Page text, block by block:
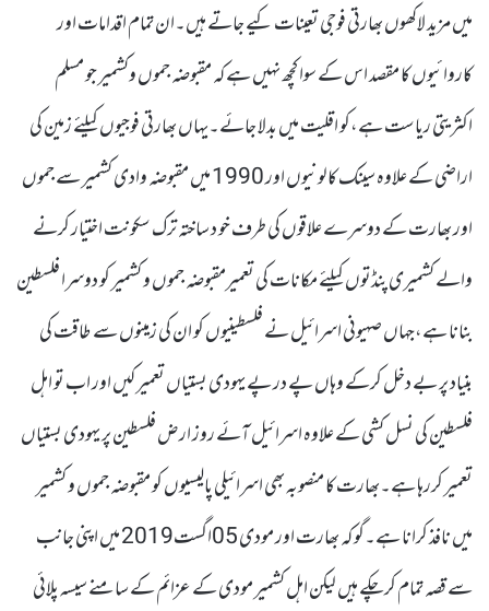
میں مزید لاکھوں بھارتی فوجی تعینات کیے جاتے ہیں۔ان تمام اقدامات اور
کاروائیوں کا مقصد اس کے سوا کچھ نہیں ہے کہ مقبوضہ جموں وکشمیر جو مسلم
اکثریتی ریاست ہے،کو اقلیت میں بدلا جائے۔یہاں بھارتی فوجیوں کیلئے زمین کی
اراضی کے علاوہ سینک کالونیوں اور 1990 میں مقبوضہ وادی کشمیر سے جموں
اور بھارت کے دوسرے علاقوں کی طرف خو د ساختہ ترک سکونت اختیار کرنے
والے کشمیری پنڈتوں کیلئے مکانات کی تعمیرمقبوضہ جموں و کشمیر کو دوسرا فلسطین
بنانا ہے،جہاں صہیونی اسرائیل نے فلسطینیوں کو ان کی زمینوں سے طاقت کی
بنیاد پر بے دخل کرکے وہاں پے در پے یہودی بستیاں تعمیر کیں اور اب تو اہل
فلسطین کی نسل کشی کے علاوہ اسرائیل آئے روز ارض فلسطین پر یہودی بستیاں
تعمیر کررہا ہے۔بھارت کا منصوبہ بھی اسرائیلی پالیسیوں کو مقبوضہ جموں و کشمیر
میں نافذ کرانا ہے۔گو کہ بھارت اور مودی 05اگست2019 میں اپنی جانب
سے قصہ تمام کرچکے ہیں لیکن اہل کشمیر مودی کے عزائم کے سامنے سیسہ پلائی